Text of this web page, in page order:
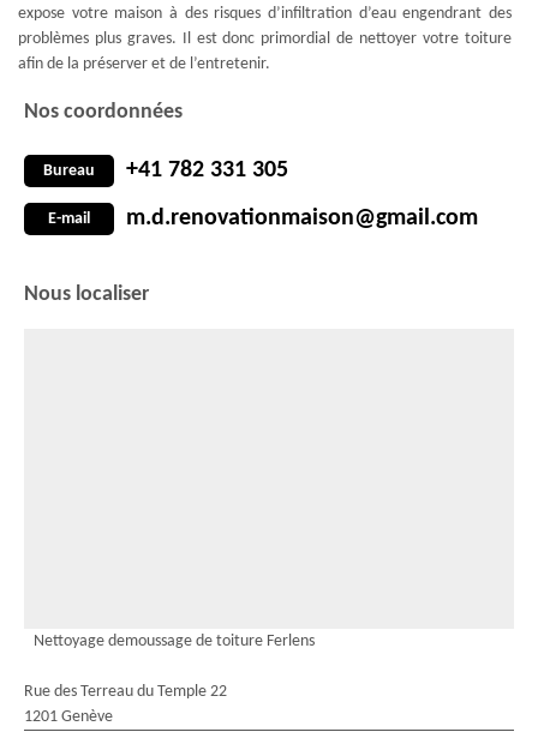
expose votre maison à des risques d’infiltration d’eau engendrant des
problèmes plus graves. Il est donc primordial de nettoyer votre toiture
afin de la préserver et de l’entretenir.
Nos coordonnées
Bureau +41 782 331 305
E-mail m.d.renovationmaison@gmail.com
Nous localiser
Nettoyage demoussage de toiture Ferlens
Rue des Terreau du Temple 22
1201 Genève